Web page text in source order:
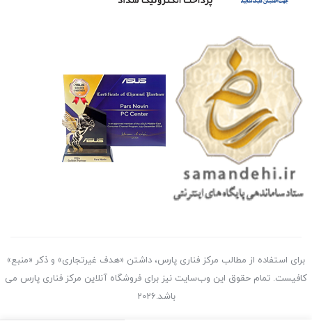
برای استفاده از مطالب مرکز فناری پارس، داشتن «هدف غیرتجاری» و ذکر «منبع»
کافیست. تمام حقوق اين وب‌سايت نیز برای فروشگاه آنلاین مرکز فناری پارس می
باشد.2026